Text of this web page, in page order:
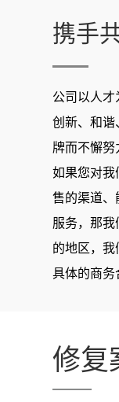
携手
公司以人才
创新、和谐
牌而不懈努
如果您对我
售的渠道、
服务，那我
的地区，我
具体的商务
修复